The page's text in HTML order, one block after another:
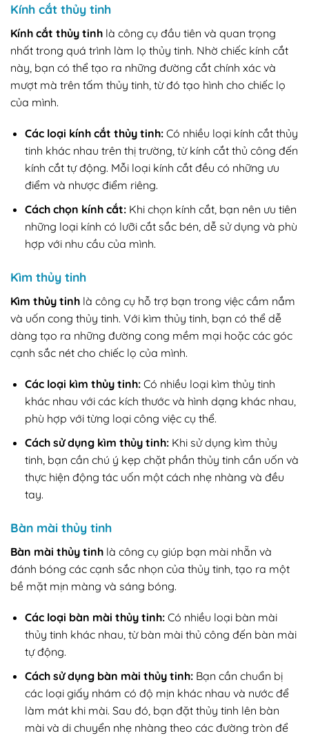
Kính cắt thủy tinh
Kính cắt thủy tinh là công cụ đầu tiên và quan trọng
nhất trong quá trình làm lọ thủy tinh. Nhờ chiếc kính cắt
này, bạn có thể tạo ra những đường cắt chính xác và
mượt mà trên tấm thủy tinh, từ đó tạo hình cho chiếc lọ
của mình.
Các loại kính cắt thủy tinh:Có nhiều loại kính cắt thủy
tinh khác nhau trên thị trường, từ kính cắt thủ công đến
kính cắt tự động. Mỗi loại kính cắt đều có những ưu
điểm và nhược điểm riêng.
Cách chọn kính cắt:Khi chọn kính cắt, bạn nên ưu tiên
những loại kính có lưỡi cắt sắc bén, dễ sử dụng và phù
hợp với nhu cầu của mình.
Kìm thủy tinh
Kìm thủy tinh là công cụ hỗ trợ bạn trong việc cầm nắm
và uốn cong thủy tinh. Với kìm thủy tinh, bạn có thể dễ
dàng tạo ra những đường cong mềm mại hoặc các góc
cạnh sắc nét cho chiếc lọ của mình.
Các loại kìm thủy tinh:Có nhiều loại kìm thủy tinh
khác nhau với các kích thước và hình dạng khác nhau,
phù hợp với từng loại công việc cụ thể.
Cách sử dụng kìm thủy tinh:Khi sử dụng kìm thủy
tinh, bạn cần chú ý kẹp chặt phần thủy tinh cần uốn và
thực hiện động tác uốn một cách nhẹ nhàng và đều
tay.
Bàn mài thủy tinh
Bàn mài thủy tinh là công cụ giúp bạn mài nhẵn và
đánh bóng các cạnh sắc nhọn của thủy tinh, tạo ra một
bề mặt mịn màng và sáng bóng.
Các loại bàn mài thủy tinh:Có nhiều loại bàn mài
thủy tinh khác nhau, từ bàn mài thủ công đến bàn mài
tự động.
Cách sử dụng bàn mài thủy tinh:Bạn cần chuẩn bị
các loại giấy nhám có độ mịn khác nhau và nước để
làm mát khi mài. Sau đó, bạn đặt thủy tinh lên bàn
mài và di chuyển nhẹ nhàng theo các đường tròn để